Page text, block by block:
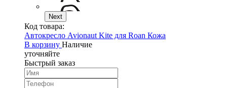
Next
Код товара:
Автокресло Avionaut Kite для Roan Кожа
В корзину Наличие
уточняйте
Быстрый заказ